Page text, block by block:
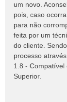
um novo.
pois, caso
para não
feita por um
do cliente.
processo
1.8 - Compatível
Superior.